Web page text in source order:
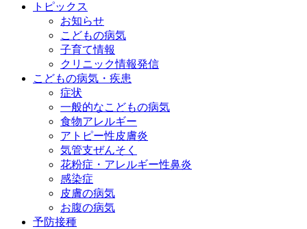
トピックス
お知らせ
こどもの病気
子育て情報
クリニック情報発信
こどもの病気・疾患
症状
一般的なこどもの病気
食物アレルギー
アトピー性皮膚炎
気管支ぜんそく
花粉症・アレルギー性鼻炎
感染症
皮膚の病気
お腹の病気
予防接種